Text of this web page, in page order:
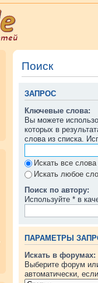
Поиск
ЗАПРОС
Ключевые слова:
Вы можете
которых в
слова из списка.
Искать все слова
Искать любое
Поиск по автору:
Используйте * в
ПАРАМЕТРЫ
Искать в форумах:
Выберите форум
автоматически,